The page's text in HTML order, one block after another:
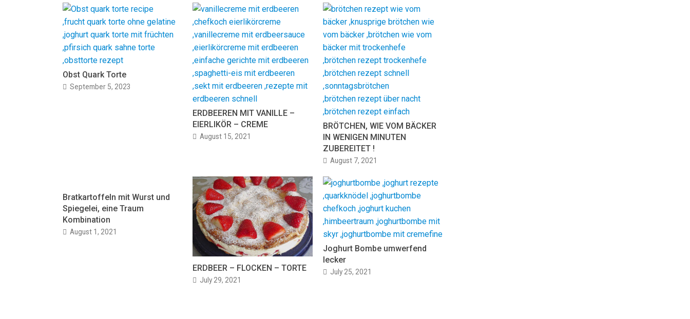
Obst Quark Torte
September 5, 2023
ERDBEEREN MIT VANILLE –
EIERLIKÖR – CREME
August 15, 2021
BRÖTCHEN, WIE VOM BÄCKER
IN WENIGEN MINUTEN
ZUBEREITET !
August 7, 2021
Bratkartoffeln mit Wurst und
Spiegelei, eine Traum
Kombination
August 1, 2021
ERDBEER – FLOCKEN – TORTE
July 29, 2021
Joghurt Bombe umwerfend
lecker
July 25, 2021